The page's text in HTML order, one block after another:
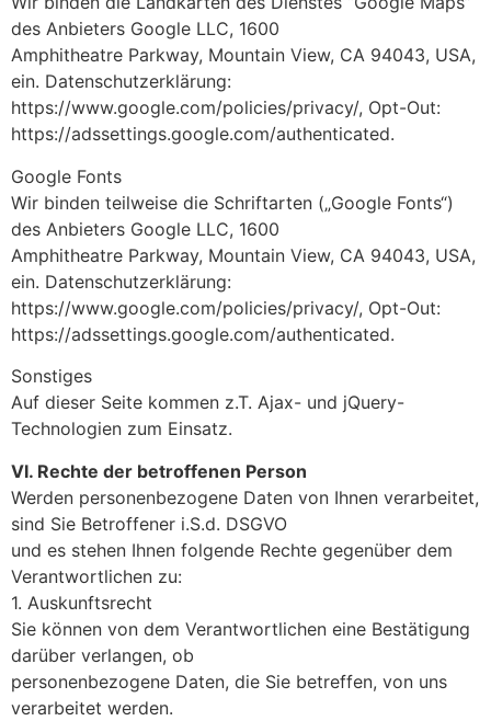
des Anbieters Google LLC, 1600
Amphitheatre Parkway, Mountain View, CA 94043, USA,
ein. Datenschutzerklärung:
https://www.google.com/policies/privacy/, Opt-Out:
https://adssettings.google.com/authenticated.
Google Fonts
Wir binden teilweise die Schriftarten („Google Fonts“)
des Anbieters Google LLC, 1600
Amphitheatre Parkway, Mountain View, CA 94043, USA,
ein. Datenschutzerklärung:
https://www.google.com/policies/privacy/, Opt-Out:
https://adssettings.google.com/authenticated.
Sonstiges
Auf dieser Seite kommen z.T. Ajax- und jQuery-
Technologien zum Einsatz.
VI. Rechte der betroffenen Person
Werden personenbezogene Daten von Ihnen verarbeitet,
sind Sie Betroffener i.S.d. DSGVO
und es stehen Ihnen folgende Rechte gegenüber dem
Verantwortlichen zu:
1. Auskunftsrecht
Sie können von dem Verantwortlichen eine Bestätigung
darüber verlangen, ob
personenbezogene Daten, die Sie betreffen, von uns
verarbeitet werden.